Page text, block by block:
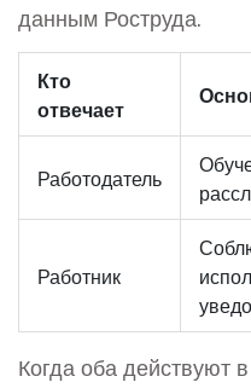
данным Роструда.
Кто
отвечает
Работодатель
Работник
Когда оба действуют